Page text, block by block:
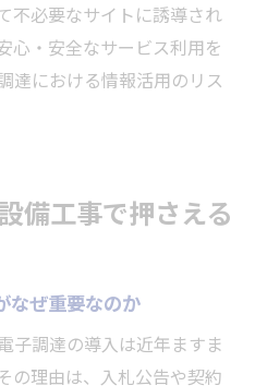
不必要なサイトに誘導され
心・安全なサービス利用を
達における情報活用のリス
備工事で押さえる
なぜ重要なのか
子調達の導入は近年ますま
の理由は、入札公告や契約